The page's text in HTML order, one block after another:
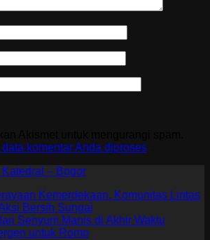
komentar Anda diproses
– Bogor
Kemerdekaan, Komunitas Lintas
Bersih Sungai
Senyum Manis di Akhir Waktu
untuk Romo